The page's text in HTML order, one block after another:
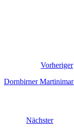
Vorheriger
Dornbirner
Nächster